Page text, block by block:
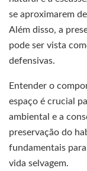
se aproximarem
Além disso, a
pode ser vista
defensivas.
Entender o
espaço é crucial
ambiental e a
preservação do
fundamentais
vida selvagem.